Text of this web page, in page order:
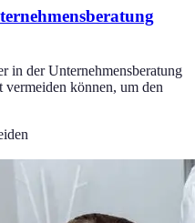
in der Unternehmensberatung
vermeiden können, um den